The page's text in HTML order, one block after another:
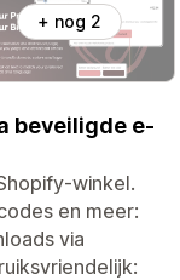
+ nog 2
beveiligde e-
winkel.
en meer:
via